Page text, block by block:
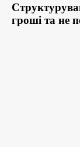
гроші та не